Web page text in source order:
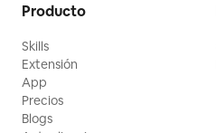
Producto
Skills
Extensión
App
Precios
Blogs